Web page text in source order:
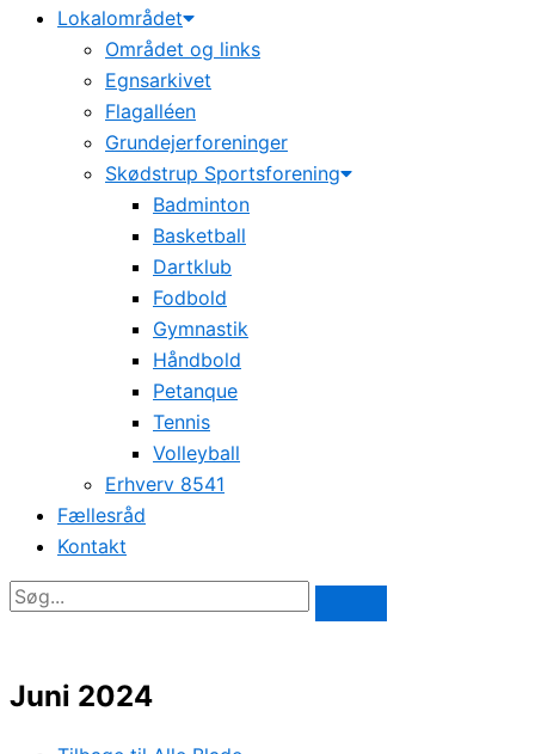
Lokalområdet
Området og links
Egnsarkivet
Flagalléen
Grundejerforeninger
Skødstrup Sportsforening
Badminton
Basketball
Dartklub
Fodbold
Gymnastik
Håndbold
Petanque
Tennis
Volleyball
Erhverv 8541
Fællesråd
Kontakt
Juni 2024